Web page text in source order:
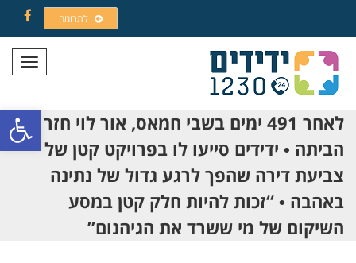
פתח
לתרומה
תפריט
לאחר 491 ימים בשבי חמאס, אור לוי חזר
הביתה • ידידים סייעו לו בפרויקט קטן של
צביעת דירה שהפך לרגע גדול של נתינה
באהבה • “זכות להיות חלק קטן במסע
השיקום של מי ששרד את הגיהנום”